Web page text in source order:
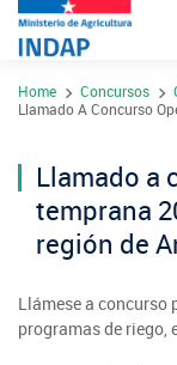
Contacto
Ley del Lobby
Sistema de
Sobre INDAP
Home Concursos
Llamado A Concurso
Llamado a
temprana
región de
Llámese a
programas de riego,